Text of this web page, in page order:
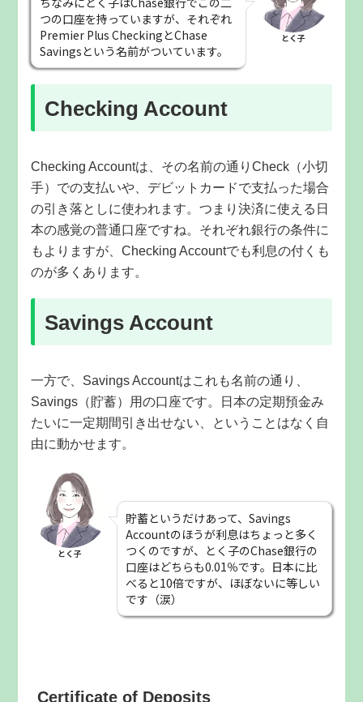
つの口座を持っていますが、それぞれ
Premier Plus CheckingとChase
Savingsという名前がついています。
とく子
Checking Account
Checking Accountは、その名前の通りCheck（小切
手）での支払いや、デビットカードで支払った場合
の引き落としに使われます。つまり決済に使える日
本の感覚の普通口座ですね。それぞれ銀行の条件に
もよりますが、Checking Accountでも利息の付くも
のが多くあります。
Savings Account
一方で、Savings Accountはこれも名前の通り、
Savings（貯蓄）用の口座です。日本の定期預金み
たいに一定期間引き出せない、ということはなく自
由に動かせます。
とく子
貯蓄というだけあって、Savings
Accountのほうが利息はちょっと多く
つくのですが、とく子のChase銀行の
口座はどちらも0.01％です。日本に比
べると10倍ですが、ほぼないに等しい
です（涙）
Certificate of Deposits